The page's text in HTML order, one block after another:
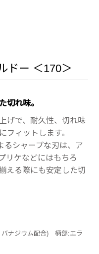
ドー ＜170＞
切れ味。
げで、耐久性、切れ味
フィットします。
るシャープな刃は、ア
リケなどにはもちろ
える際にも安定した切
バナジウム配合) 柄部:エラ